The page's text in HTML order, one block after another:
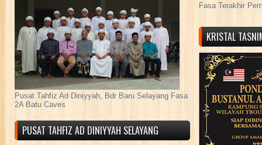
Pusat Tahfiz Ad Diniyyah, Bdr Baru Selayang Fasa
2A Batu Caves
PUSAT TAHFIZ AD DINIYYAH SELAYANG
Fasa Terakhir
KRISTAL